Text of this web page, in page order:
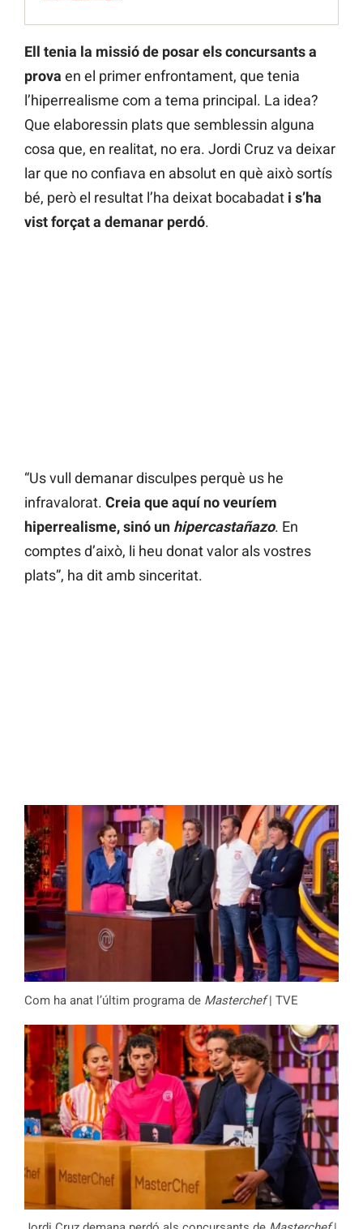
Ell tenia la missió de posar els concursants a
prova en el primer enfrontament, que tenia
l’hiperrealisme com a tema principal. La idea?
Que elaboressin plats que semblessin alguna
cosa que, en realitat, no era. Jordi Cruz va deixar
lar que no confiava en absolut en què això sortís
bé, però el resultat l’ha deixat bocabadat i s’ha
vist forçat a demanar perdó.
“Us vull demanar disculpes perquè us he
infravalorat. Creia que aquí no veuríem
hiperrealisme, sinó un hipercastañazo. En
comptes d’això, li heu donat valor als vostres
plats”, ha dit amb sinceritat.
Com ha anat l’últim programa de Masterchef| TVE